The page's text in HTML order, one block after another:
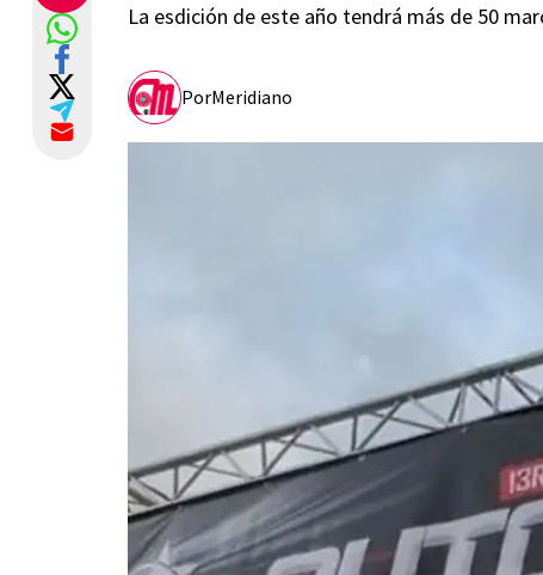
La esdición de este año tendrá más de 50
PorMeridiano